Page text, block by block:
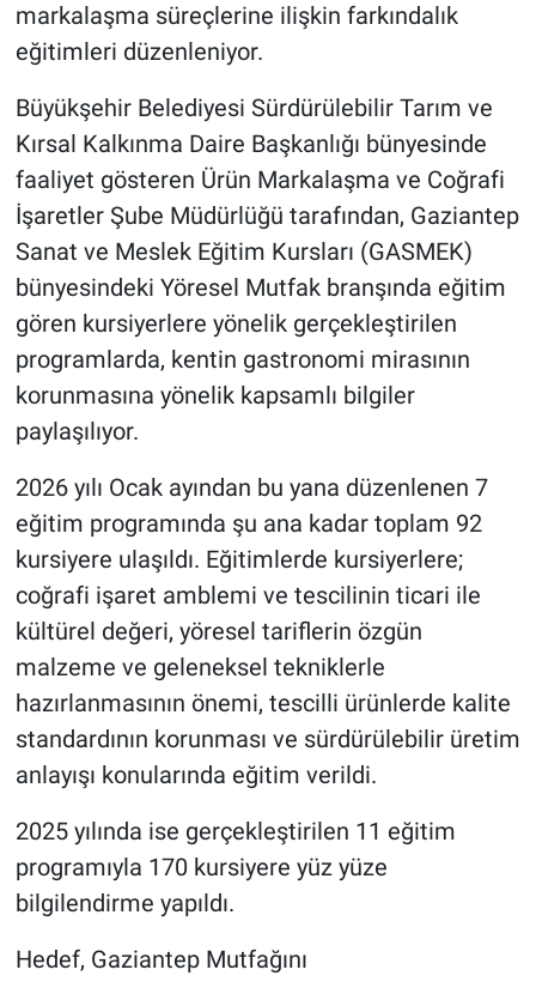
markalaşma süreçlerine ilişkin farkındalık
eğitimleri düzenleniyor.
Büyükşehir Belediyesi Sürdürülebilir Tarım ve
Kırsal Kalkınma Daire Başkanlığı bünyesinde
faaliyet gösteren Ürün Markalaşma ve Coğrafi
İşaretler Şube Müdürlüğü tarafından, Gaziantep
Sanat ve Meslek Eğitim Kursları (GASMEK)
bünyesindeki Yöresel Mutfak branşında eğitim
gören kursiyerlere yönelik gerçekleştirilen
programlarda, kentin gastronomi mirasının
korunmasına yönelik kapsamlı bilgiler
paylaşılıyor.
2026 yılı Ocak ayından bu yana düzenlenen 7
eğitim programında şu ana kadar toplam 92
kursiyere ulaşıldı. Eğitimlerde kursiyerlere;
coğrafi işaret amblemi ve tescilinin ticari ile
kültürel değeri, yöresel tariflerin özgün
malzeme ve geleneksel tekniklerle
hazırlanmasının önemi, tescilli ürünlerde kalite
standardının korunması ve sürdürülebilir üretim
anlayışı konularında eğitim verildi.
2025 yılında ise gerçekleştirilen 11 eğitim
programıyla 170 kursiyere yüz yüze
bilgilendirme yapıldı.
Hedef, Gaziantep Mutfağını